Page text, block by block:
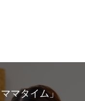
マタイム」